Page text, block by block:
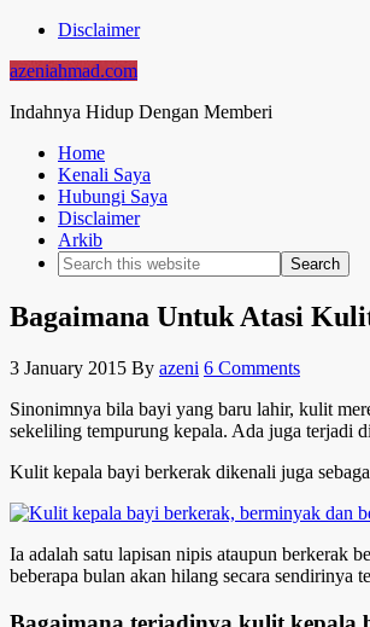
Disclaimer
azeniahmad.com
Indahnya Hidup Dengan Memberi
Home
Kenali Saya
Hubungi Saya
Disclaimer
Arkib
Bagaimana Untuk Atasi
3 January 2015 By azeni 6 Comments
Sinonimnya bila bayi yang baru lahir, kulit
sekeliling tempurung kepala. Ada juga terjadi
Kulit kepala bayi berkerak dikenali juga
Ia adalah satu lapisan nipis ataupun berkerak
beberapa bulan akan hilang secara sendirinya